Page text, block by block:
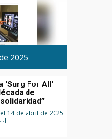
2025
'Surg For All'
de
14 de abril de 2025